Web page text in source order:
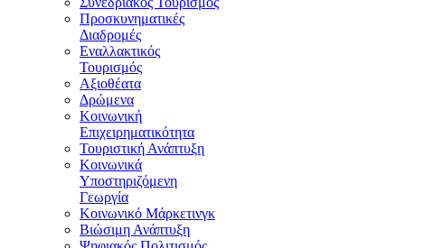
Προσκυνηματικές
Διαδρομές
Εναλλακτικός
Τουρισμός
Αξιοθέατα
Δρώμενα
Κοινωνική
Επιχειρηματικότητα
Τουριστική Ανάπτυξη
Κοινωνικά
Υποστηριζόμενη
Γεωργία
Κοινωνικό Μάρκετινγκ
Βιώσιμη Ανάπτυξη